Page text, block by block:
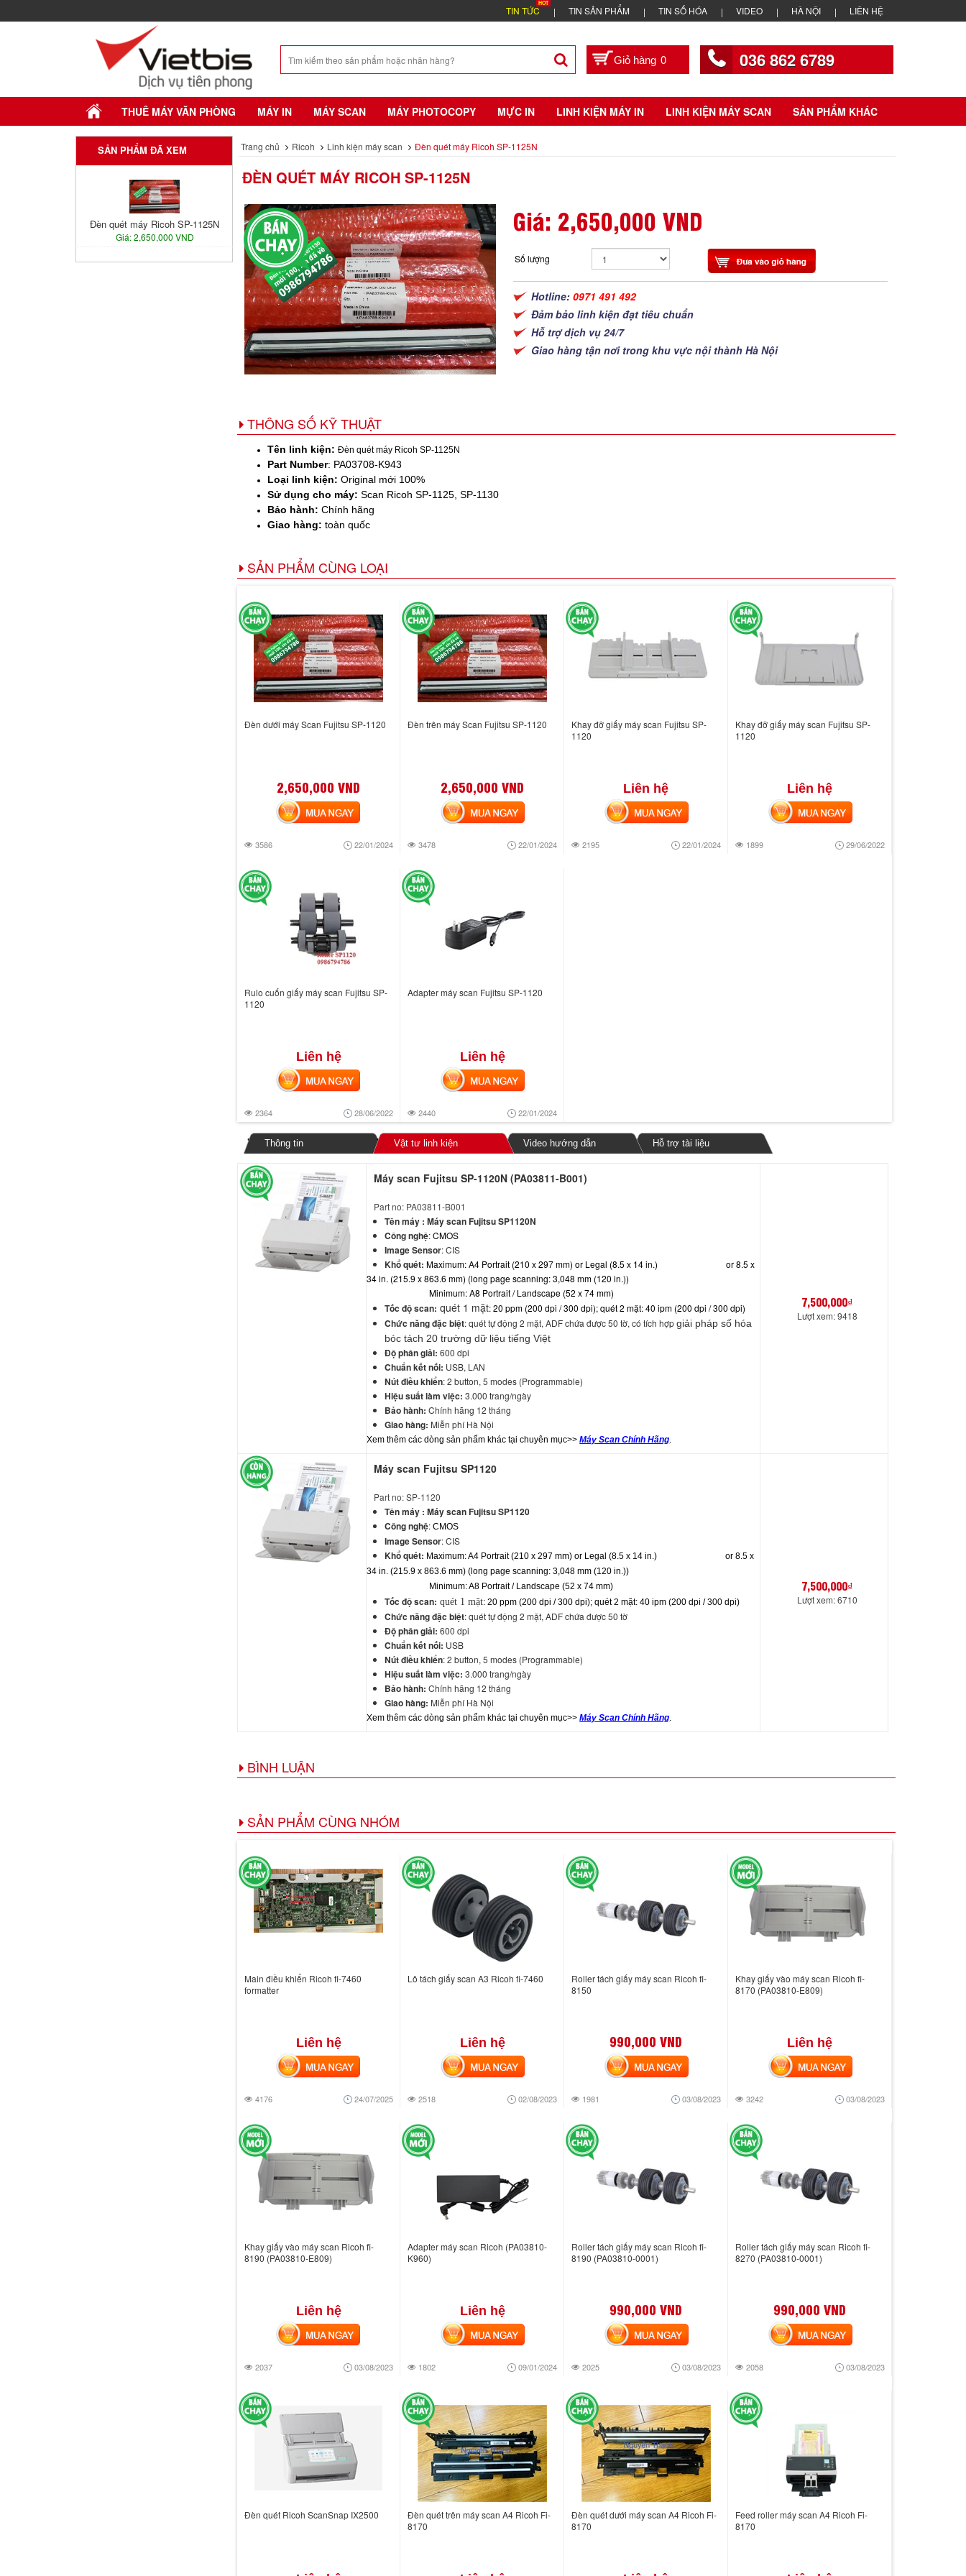
TIN TỨC TIN SẢN PHẨM TIN SỐ HÓA VIDEO HÀ NỘI LIÊN HỆ
0 036 862 6789
THUÊ MÁY VĂN PHÒNG MÁY IN MÁY SCAN MÁY PHOTOCOPY MỰC IN LINH KIỆN MÁY IN LINH KIỆN MÁY SCAN SẢN PHẨM KHÁC
SẢN PHẨM ĐÃ XEM
Đèn quét máy Ricoh SP-1125N
Giá: 2,650,000 VND
Trang chủ Ricoh Linh kiện máy scan Đèn quét máy Ricoh SP-1125N
ĐÈN QUÉT MÁY RICOH SP-1125N
Giá: 2,650,000 VND
Số lượng
Hotline:0971 491 492
Đảm bảo linh kiện đạt tiêu chuẩn
Hỗ trợ dịch vụ 24/7
Giao hàng tận nơi trong khu vực nội thành Hà Nội
THÔNG SỐ KỸ THUẬT
Tên linh kiện: Đèn quét máy Ricoh SP-1125N
Part Number: PA03708-K943
Loại linh kiện: Original mới 100%
Sử dụng cho máy: Scan Ricoh SP-1125, SP-1130
Bảo hành: Chính hãng
Giao hàng: toàn quốc
SẢN PHẨM CÙNG LOẠI
Đèn dưới máy Scan Fujitsu SP-1120
2,650,000 VND
3586 22/01/2024
MUA NGAY
Đèn trên máy Scan Fujitsu SP-1120
2,650,000 VND
3478 22/01/2024
MUA NGAY
Khay đỡ giấy máy scan Fujitsu SP-
1120
Liên hệ
2195 22/01/2024
MUA NGAY
Khay đỡ giấy máy scan Fujitsu SP-
1120
Liên hệ
1899 29/06/2022
MUA NGAY
Rulo cuốn giấy máy scan Fujitsu SP-
1120
Liên hệ
2364 28/06/2022
MUA NGAY
Adapter máy scan Fujitsu SP-1120
Liên hệ
2440 22/01/2024
MUA NGAY
Thông tin Vật tư linh kiện Video hướng dẫn Hỗ trợ tài liệu
Máy scan Fujitsu SP-1120N (PA03811-B001)
Part no: PA03811-B001
Tên máy : Máy scan Fujitsu SP1120N
Công nghệ:CMOS
Image Sensor: CIS
Khổ quét:Maximum: A4 Portrait (210 x 297 mm) or Legal (8.5 x 14 in.)
or 8.5 x
34 in. (215.9 x 863.6 mm) (long page scanning: 3,048 mm (120 in.))
Minimum: A8 Portrait / Landscape (52 x 74 mm)
Tốc độ scan: quét 1 mặt: 20 ppm (200 dpi / 300 dpi); quét 2 mặt: 40 ipm (200 dpi / 300 dpi)
Chức năng đặc biệt: quét tự động 2 mặt, ADF chứa được 50 tờ, có tích hợpgiải pháp số hóa
bóc tách 20 trường dữ liệu tiếng Việt
Độ phân giải: 600 dpi
Chuẩn kết nối: USB, LAN
Nút điều khiển: 2 button, 5 modes (Programmable)
Hiệu suất làm việc: 3.000 trang/ngày
Bảo hành: Chính hãng 12 tháng
Giao hàng: Miễn phí Hà Nội
Xem thêm các dòng sản phẩm khác tại chuyên mục>>Máy Scan Chính Hãng.
7,500,000₫
Lượt xem: 9418
Máy scan Fujitsu SP1120
Part no: SP-1120
Tên máy : Máy scan Fujitsu SP1120
Công nghệ:CMOS
Image Sensor: CIS
Khổ quét: Maximum: A4 Portrait (210 x 297 mm) or Legal (8.5 x 14 in.)
or 8.5 x
34 in. (215.9 x 863.6 mm) (long page scanning: 3,048 mm (120 in.))
Minimum: A8 Portrait / Landscape (52 x 74 mm)
Tốc độ scan: quét 1 mặt: 20 ppm (200 dpi / 300 dpi); quét 2 mặt: 40 ipm (200 dpi / 300 dpi)
Chức năng đặc biệt: quét tự động 2 mặt, ADF chứa được 50 tờ
Độ phân giải: 600 dpi
Chuẩn kết nối: USB
Nút điều khiển: 2 button, 5 modes (Programmable)
Hiệu suất làm việc: 3.000 trang/ngày
Bảo hành: Chính hãng 12 tháng
Giao hàng: Miễn phí Hà Nội
Xem thêm các dòng sản phẩm khác tại chuyên mục>>Máy Scan Chính Hãng.
7,500,000₫
Lượt xem: 6710
BÌNH LUẬN
SẢN PHẨM CÙNG NHÓM
Main điều khiển Ricoh fi-7460
formatter
Liên hệ
4176 24/07/2025
MUA NGAY
Lô tách giấy scan A3 Ricoh fi-7460
Liên hệ
2518 02/08/2023
MUA NGAY
Roller tách giấy máy scan Ricoh fi-
8150
990,000 VND
1981 03/08/2023
MUA NGAY
Khay giấy vào máy scan Ricoh fi-
8170 (PA03810-E809)
Liên hệ
3242 03/08/2023
MUA NGAY
Khay giấy vào máy scan Ricoh fi-
8190 (PA03810-E809)
Liên hệ
2037 03/08/2023
MUA NGAY
Adapter máy scan Ricoh (PA03810-
K960)
Liên hệ
1802 09/01/2024
MUA NGAY
Roller tách giấy máy scan Ricoh fi-
8190 (PA03810-0001)
990,000 VND
2025 03/08/2023
MUA NGAY
Roller tách giấy máy scan Ricoh fi-
8270 (PA03810-0001)
990,000 VND
2058 03/08/2023
MUA NGAY
Đèn quét Ricoh ScanSnap IX2500
Đèn quét trên máy scan A4 Ricoh Fi-
8170
Đèn quét dưới máy scan A4 Ricoh Fi-
8170
Feed roller máy scan A4 Ricoh Fi-
8170